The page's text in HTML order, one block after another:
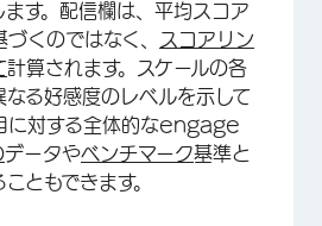
す。配信欄は、平均スコア
くのではなく、
スコアリン
計算されます。スケールの各
る好感度のレベルを示して
に対する全体的なengage
データやベンチマーク基準と
ともできます。